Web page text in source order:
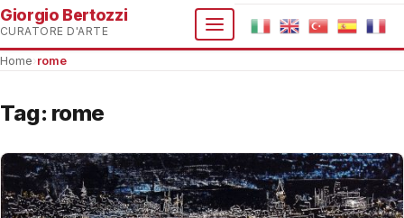
Giorgio Bertozzi
CURATORE D'ARTE
Home rome
Tag: rome